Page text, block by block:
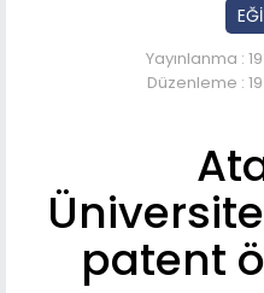
Yayınlanma :
Düzenleme :
patent